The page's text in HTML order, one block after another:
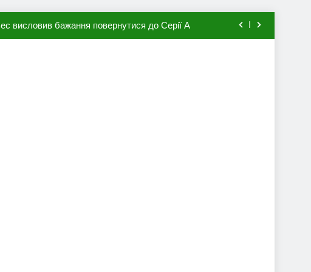
висловив бажання повернутися до Серії А